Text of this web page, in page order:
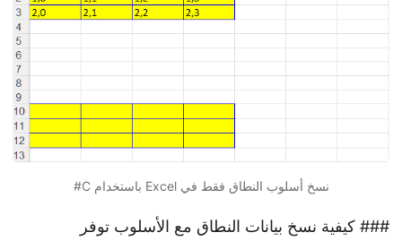
نسخ أسلوب النطاق فقط في Excel باستخدام C#
### كيفية نسخ بيانات النطاق مع الأسلوب توفر